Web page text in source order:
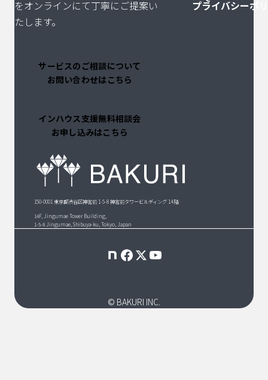
をオンラインにて丁寧にご提案い
たします。
サービスのご相談について
お問い合わせはこちら
インハウス支援無料相談会
お申し込みはこちら
プライバシーポ
150-0001 東京都渋谷区神宮前 1-5-8 神宮前タワービルディング 14 階
14F, Jingumae Tower Building,
1-5-8 Jingumae, Shibuya-ku, Tokyo, Japan
© BAKURI INC.